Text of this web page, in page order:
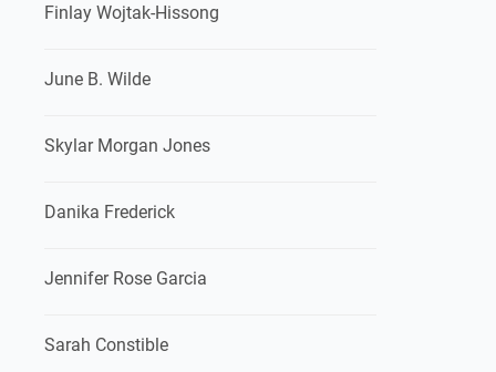
Finlay Wojtak-Hissong
June B. Wilde
Skylar Morgan Jones
Danika Frederick
Jennifer Rose Garcia
Sarah Constible